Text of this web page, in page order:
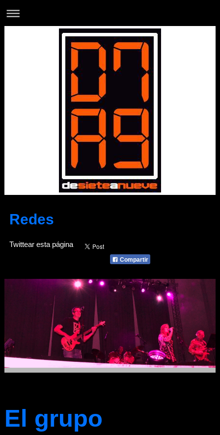
Redes
Twittear esta página
Compartir
El grupo